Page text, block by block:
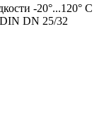
-20°...120° C
DN 25/32